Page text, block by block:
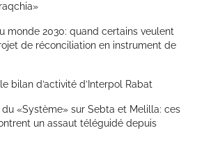
monde 2030: quand certains veulent
de réconciliation en instrument de
bilan d’activité d’Interpol Rabat
du «Système» sur Sebta et Melilla: ces
un assaut téléguidé depuis